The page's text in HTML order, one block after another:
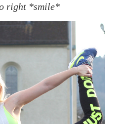
right *smile*